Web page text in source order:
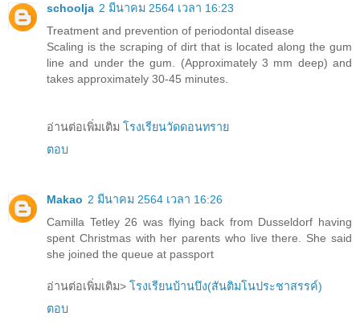
schoolja 2 มีนาคม 2564 เวลา 16:23
Treatment and prevention of periodontal disease
Scaling is the scraping of dirt that is located along the gum
line and under the gum. (Approximately 3 mm deep) and
takes approximately 30-45 minutes.
อ่านต่อเพิ่มเติม โรงเรียนวัดดอนทราย
ตอบ
Makao 2 มีนาคม 2564 เวลา 16:26
Camilla Tetley 26 was flying back from Dusseldorf having
spent Christmas with her parents who live there. She said
she joined the queue at passport
อ่านต่อเพิ่มเติม> โรงเรียนบ้านบึง(สันติมโนประชาสรรค์)
ตอบ